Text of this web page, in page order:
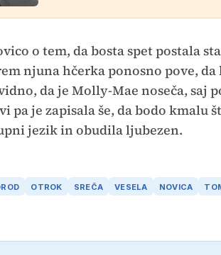
o tem, da bosta spet postala
njuna hčerka ponosno pove, da
da je Molly-Mae noseča, saj
pa je zapisala še, da bodo
jezik in obudila ljubezen.
OTROK SREČA VESELA NOVICA